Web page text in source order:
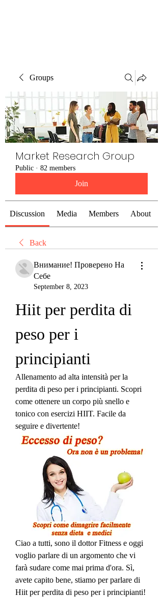
Groups
Market Research Group
Public · 82 members
Join
Discussion Media Members About
Back
Внимание! Проверено На
Себе
September 8, 2023
Hiit per perdita di
peso per i
principianti
Allenamento ad alta intensità per la
perdita di peso per i principianti. Scopri
come ottenere un corpo più snello e
tonico con esercizi HIIT. Facile da
seguire e divertente!
Ciao a tutti, sono il dottor Fitness e oggi
voglio parlare di un argomento che vi
farà sudare come mai prima d'ora. Sì,
avete capito bene, stiamo per parlare di
Hiit per perdita di peso per i principianti!